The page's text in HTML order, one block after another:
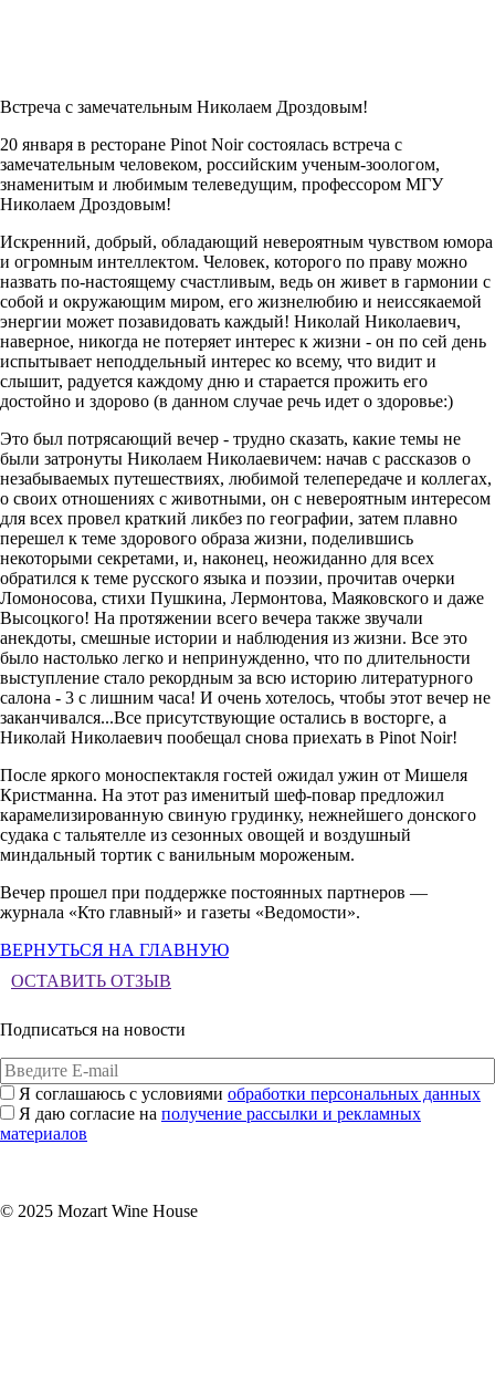
Встреча с замечательным Николаем Дроздовым!
20 января в ресторане Pinot Noir состоялась встреча с
замечательным человеком, российским ученым-зоологом,
знаменитым и любимым телеведущим, профессором МГУ
Николаем Дроздовым!
Искренний, добрый, обладающий невероятным чувством юмора
и огромным интеллектом. Человек, которого по праву можно
назвать по-настоящему счастливым, ведь он живет в гармонии с
собой и окружающим миром, его жизнелюбию и неиссякаемой
энергии может позавидовать каждый! Николай Николаевич,
наверное, никогда не потеряет интерес к жизни - он по сей день
испытывает неподдельный интерес ко всему, что видит и
слышит, радуется каждому дню и старается прожить его
достойно и здорово (в данном случае речь идет о здоровье:)
Это был потрясающий вечер - трудно сказать, какие темы не
были затронуты Николаем Николаевичем: начав с рассказов о
незабываемых путешествиях, любимой телепередаче и коллегах,
о своих отношениях с животными, он с невероятным интересом
для всех провел краткий ликбез по географии, затем плавно
перешел к теме здорового образа жизни, поделившись
некоторыми секретами, и, наконец, неожиданно для всех
обратился к теме русского языка и поэзии, прочитав очерки
Ломоносова, стихи Пушкина, Лермонтова, Маяковского и даже
Высоцкого! На протяжении всего вечера также звучали
анекдоты, смешные истории и наблюдения из жизни. Все это
было настолько легко и непринужденно, что по длительности
выступление стало рекордным за всю историю литературного
салона - 3 с лишним часа! И очень хотелось, чтобы этот вечер не
заканчивался...Все присутствующие остались в восторге, а
Николай Николаевич пообещал снова приехать в Pinot Noir!
После яркого моноспектакля гостей ожидал ужин от Мишеля
Кристманна. На этот раз именитый шеф-повар предложил
карамелизированную свиную грудинку, нежнейшего донского
судака с тальятелле из сезонных овощей и воздушный
миндальный тортик с ванильным мороженым.
Вечер прошел при поддержке постоянных партнеров —
журнала «Кто главный» и газеты «Ведомости».
ВЕРНУТЬСЯ НА ГЛАВНУЮ
ОСТАВИТЬ ОТЗЫВ
Подписаться на новости
Я соглашаюсь с условиями обработки персональных данных
Я даю согласие на получение рассылки и рекламных
материалов
© 2025 Mozart Wine House